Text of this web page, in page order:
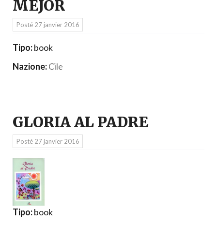
MEJOR
Posté 27 janvier 2016
Tipo:book
Nazione:Cile
GLORIA AL PADRE
Posté 27 janvier 2016
Tipo:book